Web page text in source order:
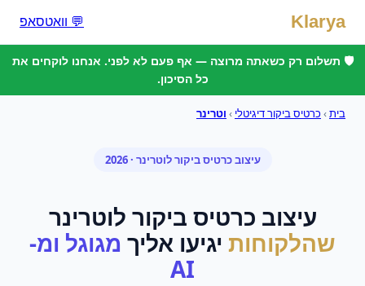
Klarya 💬 וואטסאפ
🛡️ תשלום רק כשאתה מרוצה — אף פעם לא לפני. אנחנו לוקחים את
כל הסיכון.
בית› כרטיס ביקור דיגיטלי › וטרינר
עיצוב כרטיס ביקורלוטרינר · 2026
עיצוב כרטיס ביקור לוטרינר
שהלקוחות יגיעו אליך מגוגל ומ-
AI